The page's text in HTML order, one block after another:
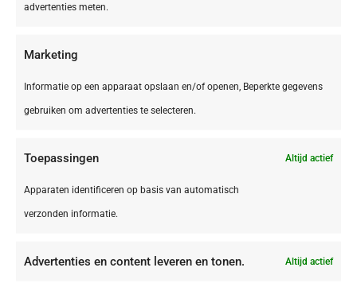
advertenties meten.
Marketing
Informatie op een apparaat opslaan en/of openen, Beperkte gegevens
gebruiken om advertenties te selecteren.
Toepassingen Altijd actief
Apparaten identificeren op basis van automatisch
verzonden informatie.
Advertenties en content leveren en tonen. Altijd actief
Zonvakanties